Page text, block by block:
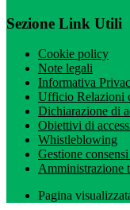
Sezione Link Utili
Cookie policy
Note legali
Informativa
Ufficio Relazioni
Dichiarazione di
Obiettivi di
Whistleblowing
Gestione
Amministrazione
Pagina